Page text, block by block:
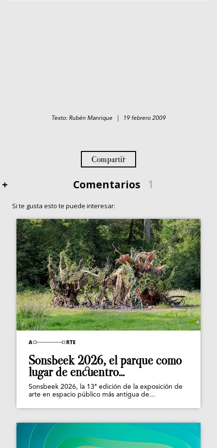
Texto: Rubén Manrique | 19 febrero 2009
Compartir
+ Comentarios 1
Si te gusta esto te puede interesar:
Sonsbeek 2026, el parque como
lugar de encuentro...
Sonsbeek 2026, la 13ª edición de la exposición de
arte en espacio público más antigua de...